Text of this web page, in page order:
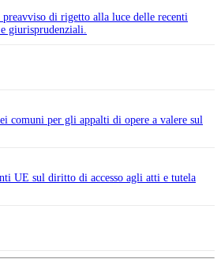
di rigetto alla luce delle recenti
giurisprudenziali.
comuni per gli appalti di opere a valere sul
UE sul diritto di accesso agli atti e tutela